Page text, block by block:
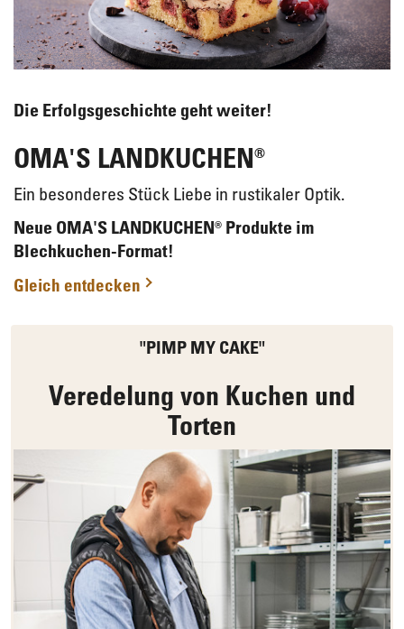
Die Erfolgsgeschichte geht weiter!
OMA'S LANDKUCHEN®
Ein besonderes Stück Liebe in rustikaler Optik.
Neue OMA'S LANDKUCHEN® Produkte im
Blechkuchen-Format!
Gleich entdecken
"PIMP MY CAKE"
Veredelung von Kuchen und
Torten